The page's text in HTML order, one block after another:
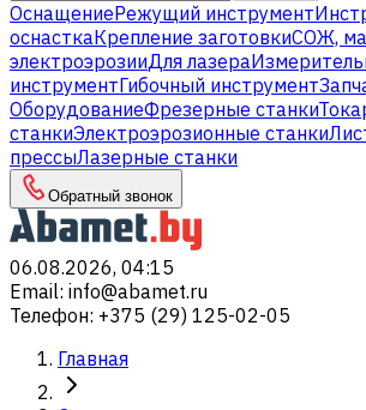
ОснащениеРежущий инструмент
оснасткаКрепление заготовкиСОЖ,
электроэрозииДля лазера
инструментГибочный инструмент
ОборудованиеФрезерные станки
станкиЭлектроэрозионные станки
прессыЛазерные станки
Обратный звонок
06.08.2026, 04:15
Email: info@abamet.ru
Телефон: +375 (29) 125-02-05
Главная